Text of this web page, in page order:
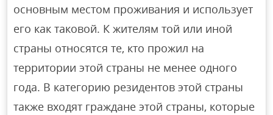
основным местом проживания и использует
его как таковой. К жителям той или иной
страны относятся те, кто прожил на
территории этой страны не менее одного
года. В категорию резидентов этой страны
также входят граждане этой страны, которые